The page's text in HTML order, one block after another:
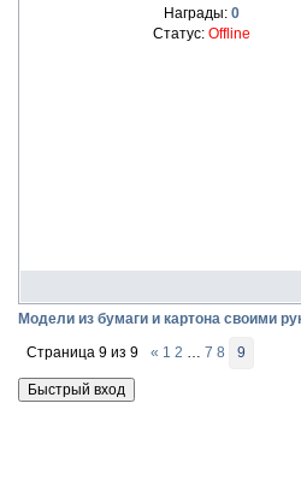
Награды: 0
Статус: Offline
Модели из бумаги и картона своими
Страница 9 из 9 « 1 2 … 7 8 9